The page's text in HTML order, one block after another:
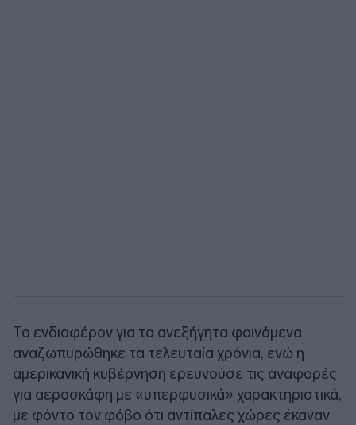
Το ενδιαφέρον για τα ανεξήγητα φαινόμενα
αναζωπυρώθηκε τα τελευταία χρόνια, ενώ η
αμερικανική κυβέρνηση ερευνούσε τις αναφορές
για αεροσκάφη με «υπερφυσικά» χαρακτηριστικά,
με φόντο τον φόβο ότι αντίπαλες χώρες έκαναν